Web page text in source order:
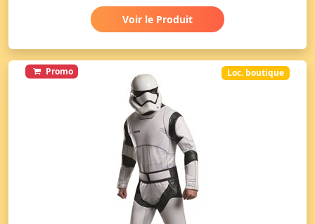
Voir le Produit
Promo Loc. boutique